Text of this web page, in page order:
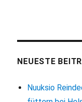
NEUESTE
Nuuksio